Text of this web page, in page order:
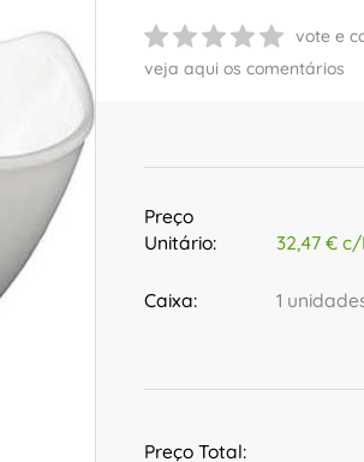
vote e
veja aqui os comentários
Preço
Unitário:
32,47 € c/
Caixa: 1
Preço Total: